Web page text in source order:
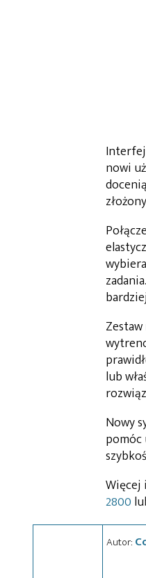
nowi
lub
Nowy
pomóc
Więcej
2800
Autor: